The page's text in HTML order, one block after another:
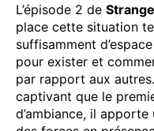
L’épisode 2 de
place cette situation
suffisamment
pour exister et
par rapport aux autres.
captivant que le
d’ambiance, il